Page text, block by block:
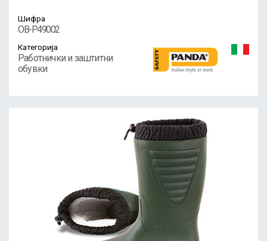
Шифра
OB-P49002
Категорија
Работнички и заштитни
обувки